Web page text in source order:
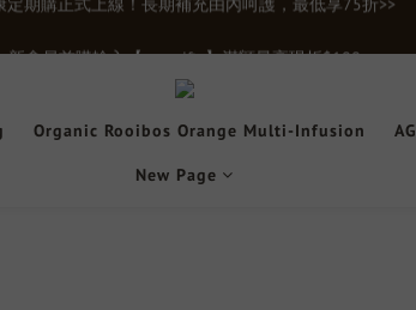
滿千贈【膠原蛋白15入體驗禮】限時贈送立即下單>>>
定期購正式上線！長期補充由內呵護，最低享75折>>
新會員首購輸入【newgifts】滿額最高現折$100
Organic Rooibos Orange Multi-Infusion
New Page